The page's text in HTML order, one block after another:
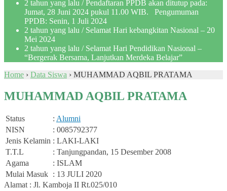
2 tahun yang lalu / Pendaftaran PPDB akan ditutup pada:
Jumat, 28 Juni 2024 pukul 11.00 WIB. Pengumuman
PPDB: Senin, 1 Juli 2024
2 tahun yang lalu / Selamat Hari kebangkitan Nasional – 20
Mei 2024
2 tahun yang lalu / Selamat Hari Pendidikan Nasional –
“Bergerak Bersama, Lanjutkan Merdeka Belajar”
Home › Data Siswa › MUHAMMAD AQBIL PRATAMA
MUHAMMAD AQBIL PRATAMA
Status : Alumni
NISN
: 0085792377
Jenis Kelamin : LAKI-LAKI
T.T.L
: Tanjungpandan, 15 Desember 2008
Agama
: ISLAM
Mulai Masuk : 13 JULI 2020
Alamat : Jl. Kamboja II Rt.025/010